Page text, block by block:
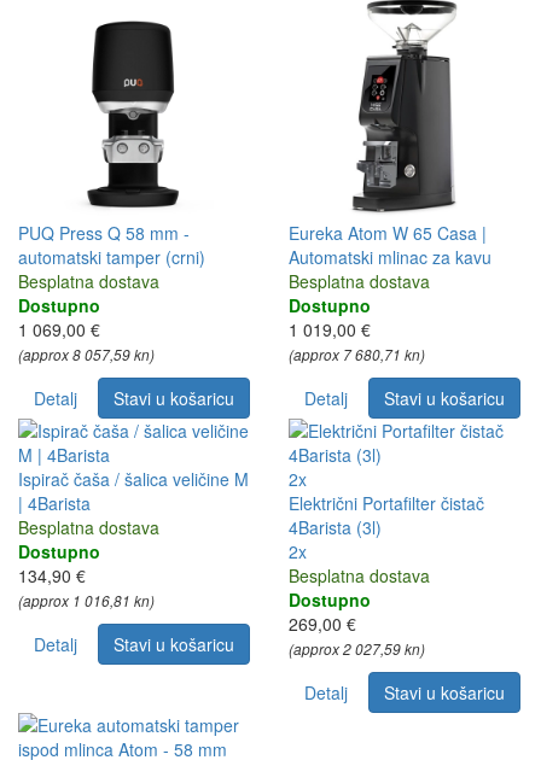
PUQ Press Q 58 mm -
automatski tamper (crni)
Besplatna dostava
Dostupno
1 069,00 €
(approx 8 057,59 kn)
Detalj Stavi u košaricu
Eureka Atom W 65 Casa |
Automatski mlinac za kavu
Besplatna dostava
Dostupno
1 019,00 €
(approx 7 680,71 kn)
Detalj Stavi u košaricu
Ispirač čaša / šalica veličine M
| 4Barista
Besplatna dostava
Dostupno
134,90 €
(approx 1 016,81 kn)
Detalj Stavi u košaricu
2x
Električni Portafilter čistač
4Barista (3l)
2x
Besplatna dostava
Dostupno
269,00 €
(approx 2 027,59 kn)
Detalj Stavi u košaricu